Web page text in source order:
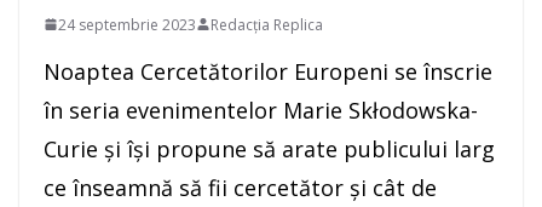
24 septembrie 2023 Redacția Replica
Noaptea Cercetătorilor Europeni se înscrie
în seria evenimentelor Marie Skłodowska-
Curie și își propune să arate publicului larg
ce înseamnă să fii cercetător și cât de